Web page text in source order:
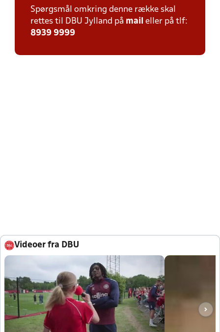
Spørgsmål omkring denne række skal
rettes til DBU Jylland på mail eller på tlf:
8939 9999
Videoer fra DBU